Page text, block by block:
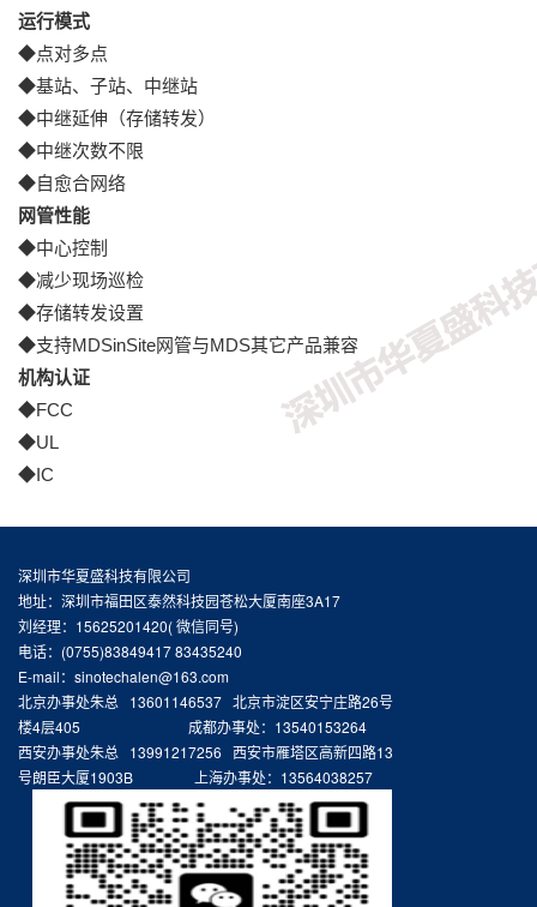
运行模式
◆点对多点
◆基站、子站、中继站
◆中继延伸（存储转发）
◆中继次数不限
◆自愈合网络
网管性能
◆中心控制
◆减少现场巡检
◆存储转发设置
◆支持MDSinSite网管与MDS其它产品兼容
机构认证
◆FCC
◆UL
◆IC
深圳市华夏盛科技有限公司
地址：深圳市福田区泰然科技园苍松大厦南座3A17
刘经理：15625201420( 微信同号)
电话：(0755)83849417 83435240
E-mail：sinotechalen@163.com
北京办事处朱总 13601146537 北京市淀区安宁庄路26号
楼4层405 成都办事处：13540153264
西安办事处朱总 13991217256 西安市雁塔区高新四路13
号朗臣大厦1903B 上海办事处：13564038257